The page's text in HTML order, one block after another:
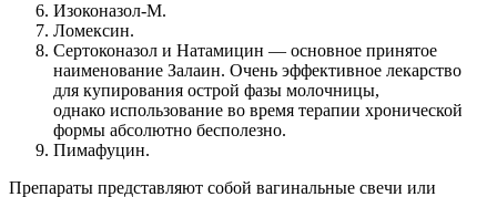
Изоконазол-М.
Ломексин.
Сертоконазол и Натамицин — основное принятое
наименование Залаин. Очень эффективное лекарство
для купирования острой фазы молочницы,
однако использование во время терапии хронической
формы абсолютно бесполезно.
Пимафуцин.
Препараты представляют собой вагинальные свечи или